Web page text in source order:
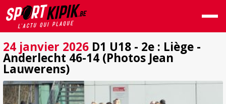
24 janvier 2026 D1 U18 - 2e : Liège -
Anderlecht 46-14 (Photos Jean
Lauwerens)